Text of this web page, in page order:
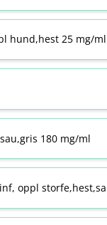
hund,hest 25 mg/ml
180 mg/ml
oppl